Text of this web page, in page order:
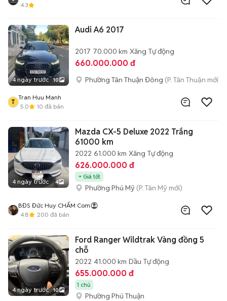
4.3
4 ngày trước 10
Audi A6 2017
2017 70.000 km Xăng Tự động
660.000.000 đ
Phường Tân Thuận Đông (P. Tân Thuận mới)
T
Tran Huu Manh
5.0
10 đã bán
4 ngày trước 4
Mazda CX-5 Deluxe 2022 Trắng
61000 km
2022 61.000 km Xăng Tự động
626.000.000 đ
Giá tốt
Phường Phú Mỹ (P. Tân Mỹ mới)
BĐS Đức Huy CHẤM Com
4.8
200 đã bán
4 ngày trước 10
Ford Ranger Wildtrak Vàng đồng 5
chỗ
2022 41.000 km Dầu Tự động
655.000.000 đ
1 chủ
Phường Phú Thuận